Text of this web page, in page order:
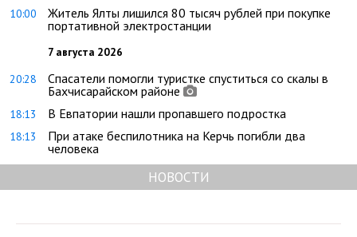
10:00
Житель Ялты лишился 80 тысяч рублей при покупке
портативной электростанции
7 августа 2026
20:28
Спасатели помогли туристке спуститься со скалы в
Бахчисарайском районе
18:13 В Евпатории нашли пропавшего подростка
18:13
При атаке беспилотника на Керчь погибли два
человека
НОВОСТИ